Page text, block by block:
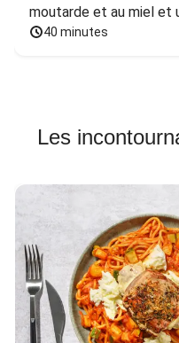
moutarde et au miel et
40 minutes
Les